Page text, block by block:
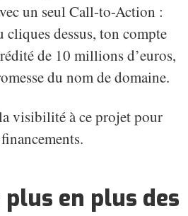
un seul Call-to-Action :
dessus, ton compte
de 10 millions d’euros,
du nom de domaine.
visibilité à ce projet pour
plus en plus des